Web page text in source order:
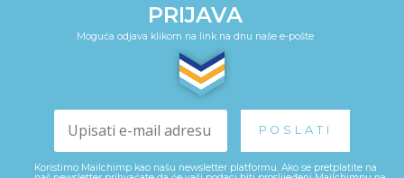
PRIJAVA
Moguća odjava klikom na link na dnu naše e-pošte
Koristimo Mailchimp kao našu newsletter platformu. Ako se pretplatite na